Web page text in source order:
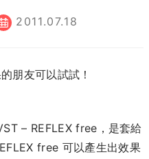
2011.07.18
朋友可以試試！
– REFLEX free，是套給
free 可以產生出效果